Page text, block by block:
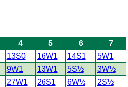
4 5 6
7
13S0 16W1 14S1
5W1
9W1 13W1 5S½
3W½
27W1 26S1 6W½
2S½